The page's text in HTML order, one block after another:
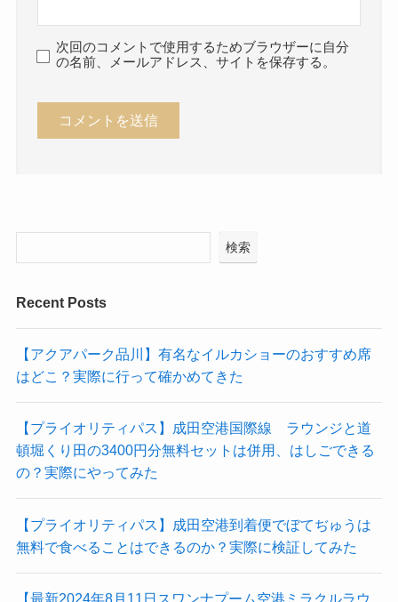
次回のコメントで使用するためブラウザーに自分
の名前、メールアドレス、サイトを保存する。
検索
Recent Posts
【アクアパーク品川】有名なイルカショーのおすすめ席
はどこ？実際に行って確かめてきた
【プライオリティパス】成田空港国際線 ラウンジと道
頓堀くり田の3400円分無料セットは併用、はしごできる
の？実際にやってみた
【プライオリティパス】成田空港到着便でぼてぢゅうは
無料で食べることはできるのか？実際に検証してみた
【最新2024年8月11日スワンナプーム空港ミラクルラウ